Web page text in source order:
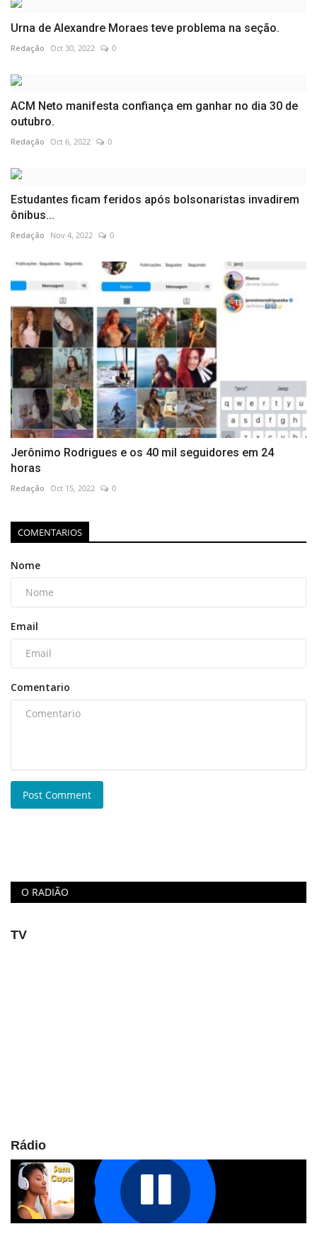
Urna de Alexandre Moraes teve problema na seção.
Redação Oct 30, 2022 0
ACM Neto manifesta confiança em ganhar no dia 30 de
outubro.
Redação Oct 6, 2022 0
Estudantes ficam feridos após bolsonaristas invadirem
ônibus...
Redação Nov 4, 2022 0
Jerônimo Rodrigues e os 40 mil seguidores em 24
horas
Redação Oct 15, 2022 0
COMENTARIOS
Nome
Email
Comentario
Post Comment
O RADIÃO
TV
Rádio